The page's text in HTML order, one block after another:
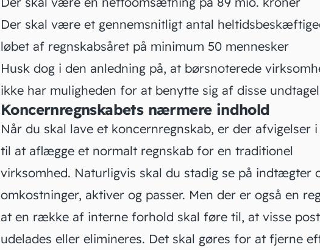
Der skal være et gennemsnitligt antal
løbet af regnskabsåret på minimum 50 mennesker
Husk dog i den anledning på, at børsnoterede
ikke har muligheden for at benytte sig af disse
Koncernregnskabets nærmere indhold
Når du skal lave et koncernregnskab, er der afvigelser
til at aflægge et normalt regnskab for en traditionel
virksomhed. Naturligvis skal du stadig se på indtægter
omkostninger, aktiver og passer. Men der er også en
at en række af interne forhold skal føre til, at visse
udelades eller elimineres. Det skal gøres for at fjerne